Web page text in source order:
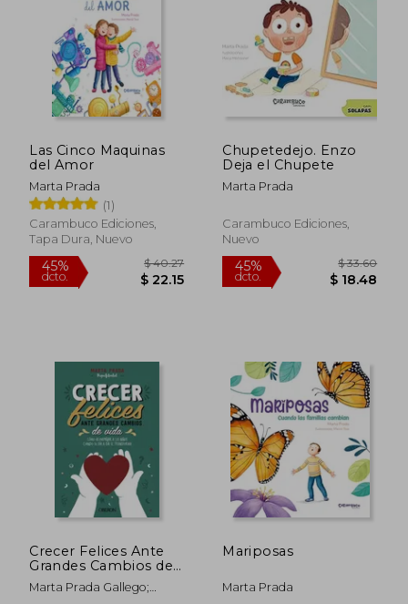
45%
dcto.
$ 48.24
$ 26.53
45%
dcto. $
Las Cinco Maquinas
del Amor
Marta Prada
(1)
Carambuco Ediciones,
Tapa Dura, Nuevo
45%
Chupetedejo. Enzo
Deja el Chupete
Marta Prada
Carambuco Ediciones,
Nuevo
45%
Crecer Felices Ante
Grandes Cambios de
Vida: Cómo
Acompañar a los
Marta Prada Gallego;
Mariposas
Marta Prada